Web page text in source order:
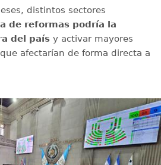
distintos sectores
de reformas podría la
del paísy activar mayores
afectarían de forma directa a